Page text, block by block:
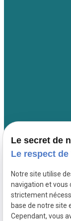
Le secret de
Le respect
Notre site utilise
navigation et vous
strictement
base de notre site
Cependant, vous